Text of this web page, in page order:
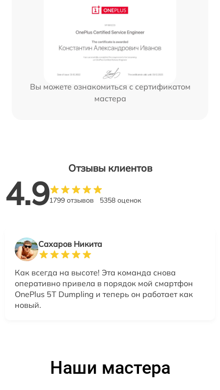
Вы можете ознакомиться с сертификатом
мастера
Отзывы клиентов
4.91799 отзывов 5358 оценок
Сахаров Никита
Как всегда на высоте! Эта команда снова
оперативно привела в порядок мой смартфон
OnePlus 5T Dumpling и теперь он работает как
новый.
Наши мастера